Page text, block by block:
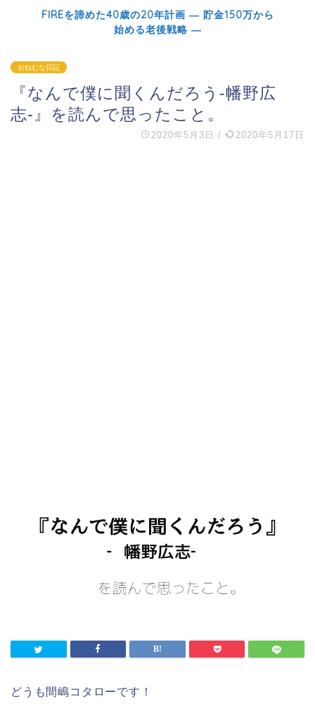
FIREを諦めた40歳の20年計画 ― 貯金150万から
始める老後戦略 ―
おねむな日記
『なんで僕に聞くんだろう‐幡野広
志‐』を読んで思ったこと。
2020年5月3日 / 2020年5月17日
どうも間嶋コタローです！